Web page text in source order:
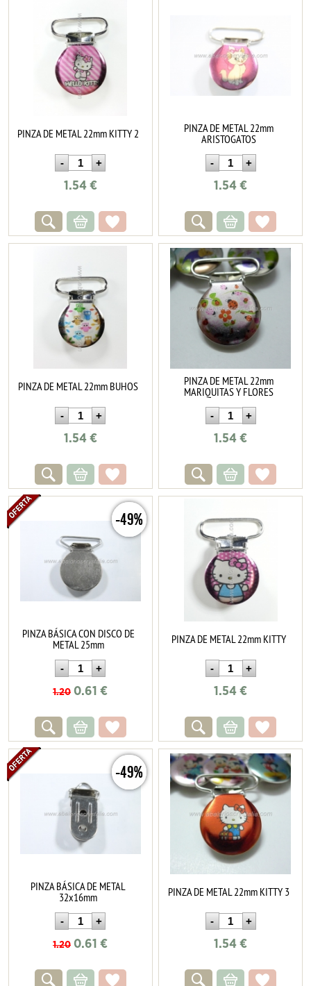
PINZA DE METAL 22mm KITTY 2
1.54€
PINZA DE METAL 22mm
ARISTOGATOS
1.54 €
PINZA DE METAL 22mm BUHOS
1.54€
PINZA DE METAL 22mm
MARIQUITAS Y FLORES
1.54 €
-49%
PINZA BÁSICA CON DISCO DE
METAL 25mm
1.20 0.61 €
PINZA DE METAL 22mm KITTY
1.54 €
-49%
PINZA BÁSICA DE METAL
32x16mm
1.20 0.61 €
PINZA DE METAL 22mm KITTY 3
1.54 €